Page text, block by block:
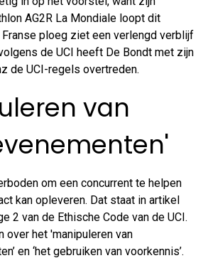
AG2R La Mondiale loopt dit
ploeg ziet een verlengd verblijf
de UCI heeft De Bondt met zijn
de UCI-regels overtreden.
van
om een concurrent te helpen
kan opleveren. Dat staat in artikel
2 van de Ethische Code van de UCI.
over het 'manipuleren van
en ‘het gebruiken van voorkennis’.